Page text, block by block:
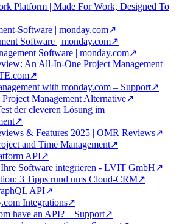
Platform | Made For Work, Designed To
Software | monday.com↗
Software | monday.com↗
Software | monday.com↗
An All-In-One Project Management
↗
with monday.com – Support↗
Management Alternative↗
der cleveren Lösung im
↗
& Features 2025 | OMR Reviews↗
and Time Management↗
API↗
Software integrieren - LVIT GmbH↗
3 Tipps rund ums Cloud-CRM↗
API↗
Integrations↗
have an API? – Support↗